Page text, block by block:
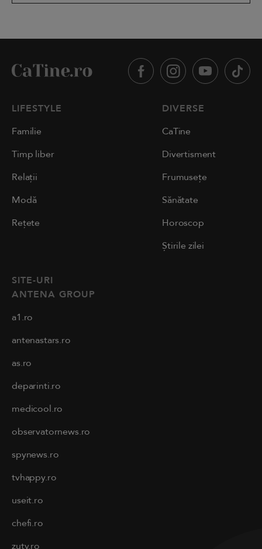
LIFESTYLE
Familie
Timp liber
Relații
Modă
Rețete
DIVERSE
CaTine
Divertisment
Frumusețe
Sănătate
Horoscop
Știrile zilei
SITE-URI
ANTENA GROUP
a1.ro
antenastars.ro
as.ro
deparinti.ro
medicool.ro
observatornews.ro
spynews.ro
tvhappy.ro
useit.ro
chefi.ro
zutv.ro